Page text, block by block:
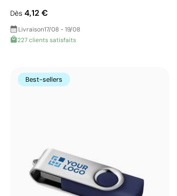
Dès 4,12 €
Livraison17/08 - 19/08
227 clients satisfaits
Best-sellers